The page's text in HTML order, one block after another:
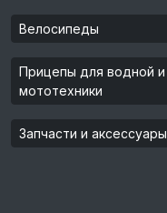
Велосипеды
Прицепы для водной и
мототехники
Запчасти и аксессуары